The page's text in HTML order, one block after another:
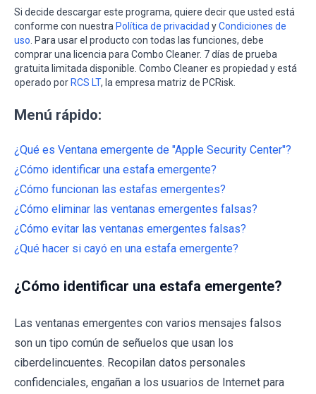
Si decide descargar este programa, quiere decir que usted está
conforme con nuestra Política de privacidad yCondiciones de
uso . Para usar el producto con todas las funciones, debe
comprar una licencia para Combo Cleaner. 7 días de prueba
gratuita limitada disponible. Combo Cleaner es propiedad y está
operado por RCS LT, la empresa matriz de PCRisk.
Menú rápido:
¿Qué es Ventana emergente de "Apple Security Center"?
¿Cómo identificar una estafa emergente?
¿Cómo funcionan las estafas emergentes?
¿Cómo eliminar las ventanas emergentes falsas?
¿Cómo evitar las ventanas emergentes falsas?
¿Qué hacer si cayó en una estafa emergente?
¿Cómo identificar una estafa emergente?
Las ventanas emergentes con varios mensajes falsos
son un tipo común de señuelos que usan los
ciberdelincuentes. Recopilan datos personales
confidenciales, engañan a los usuarios de Internet para